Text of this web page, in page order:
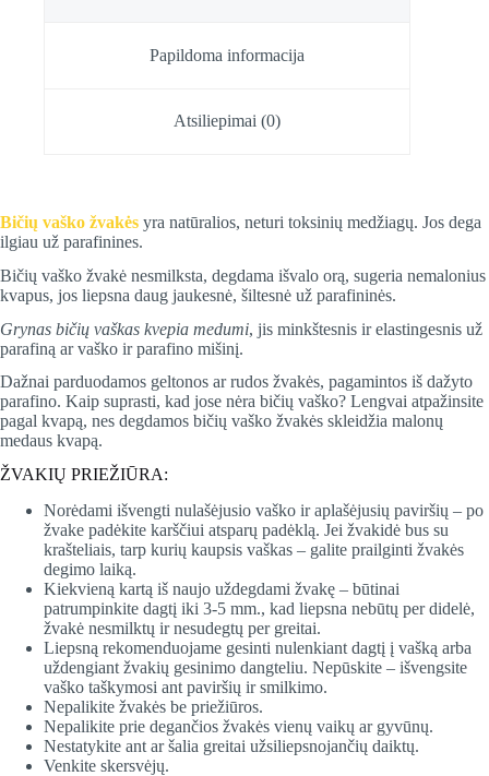
Papildoma informacija
Atsiliepimai (0)
Bičių vaško žvakės yra natūralios, neturi toksinių medžiagų. Jos dega
ilgiau už parafinines.
Bičių vaško žvakė nesmilksta, degdama išvalo orą, sugeria nemalonius
kvapus, jos liepsna daug jaukesnė, šiltesnė už parafininės.
Grynas bičių vaškas kvepia medumi, jis minkštesnis ir elastingesnis už
parafiną ar vaško ir parafino mišinį.
Dažnai parduodamos geltonos ar rudos žvakės, pagamintos iš dažyto
parafino. Kaip suprasti, kad jose nėra bičių vaško? Lengvai atpažinsite
pagal kvapą, nes degdamos bičių vaško žvakės skleidžia malonų
medaus kvapą.
ŽVAKIŲ PRIEŽIŪRA:
Norėdami išvengti nulašėjusio vaško ir aplašėjusių paviršių – po
žvake padėkite karščiui atsparų padėklą. Jei žvakidė bus su
krašteliais, tarp kurių kaupsis vaškas – galite prailginti žvakės
degimo laiką.
Kiekvieną kartą iš naujo uždegdami žvakę – būtinai
patrumpinkite dagtį iki 3-5 mm., kad liepsna nebūtų per didelė,
žvakė nesmilktų ir nesudegtų per greitai.
Liepsną rekomenduojame gesinti nulenkiant dagtį į vašką arba
uždengiant žvakių gesinimo dangteliu. Nepūskite – išvengsite
vaško taškymosi ant paviršių ir smilkimo.
Nepalikite žvakės be priežiūros.
Nepalikite prie degančios žvakės vienų vaikų ar gyvūnų.
Nestatykite ant ar šalia greitai užsiliepsnojančių daiktų.
Venkite skersvėjų.